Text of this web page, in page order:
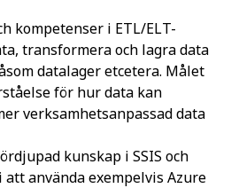
kompetenser i ETL/ELT-
transformera och lagra data
datalager etcetera. Målet
för hur data kan
verksamhetsanpassad data
kunskap i SSIS och
att använda exempelvis Azure